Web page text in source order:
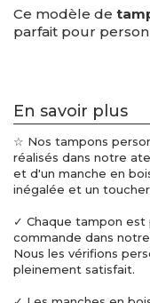
Ce modèle de
parfait pour
En savoir plus
☆ Nos tampons
réalisés dans notre
et d'un manche en
inégalée et un
✓ Chaque tampon est
commande dans
Nous les vérifions
pleinement satisfait.